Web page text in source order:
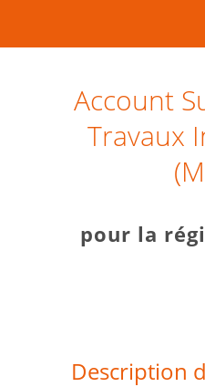
Account
Travaux
pour la
Description